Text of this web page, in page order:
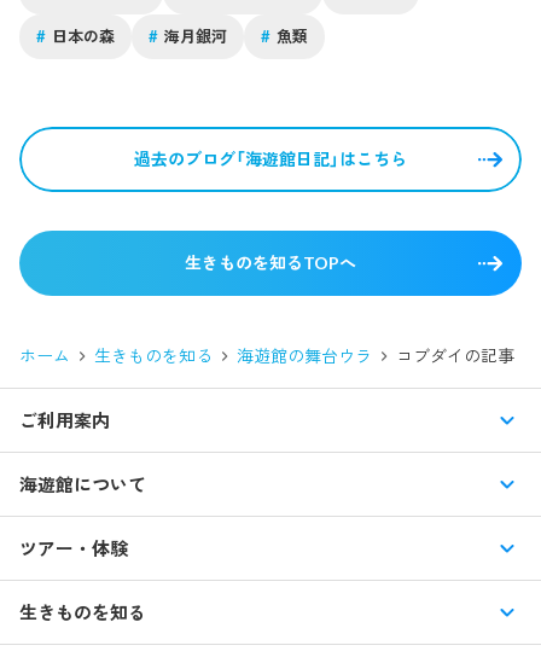
# 日本の森 # 海月銀河 # 魚類
過去のブログ「海遊館日記」はこちら
生きものを知るTOPへ
ホーム 生きものを知る 海遊館の舞台ウラ コブダイ の記事
ご利用案内
入館料・その他チケット
交通アクセス・駐車場
館内情報
海遊館について
特別企画展
はじめての海遊館
ツアー・体験
海遊館ガイドツアー
生きものを知る